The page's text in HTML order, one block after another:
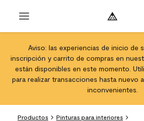
Aviso: las experiencias de inicio de
inscripción y carrito de compras en
están disponibles en este momento.
para realizar transacciones hasta nuevo
inconvenientes.
Productos
Pinturas para interiores